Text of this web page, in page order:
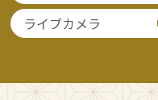
ライブカメラ